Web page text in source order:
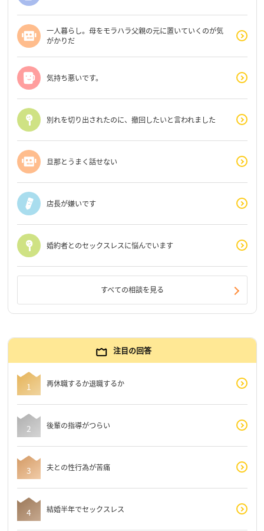
一人暮らし。母をモラハラ父親の元に置いていくのが気
がかりだ
気持ち悪いです。
別れを切り出されたのに、撤回したいと言われました
旦那とうまく話せない
店長が嫌いです
婚約者とのセックスレスに悩んでいます
すべての相談を見る
注目の回答
再休職するか退職するか
後輩の指導がつらい
夫との性行為が苦痛
結婚半年でセックスレス